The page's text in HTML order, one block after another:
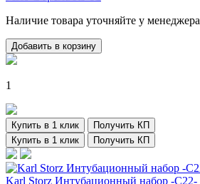
Наличие товара уточняйте у менеджера
Добавить в корзину
1
Купить в 1 клик
Получить КП
Купить в 1 клик
Получить КП
Karl Storz Интубационный набор -